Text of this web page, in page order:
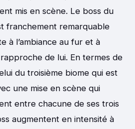
mis en scène. Le boss du
franchement remarquable
à l’ambiance au fur et à
de lui. En termes de
du troisième biome qui est
une mise en scène qui
entre chacune de ses trois
augmentent en intensité à